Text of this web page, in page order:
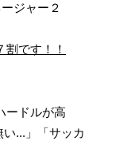
ジャー２
です！！
ードルが高
...」「サッカ